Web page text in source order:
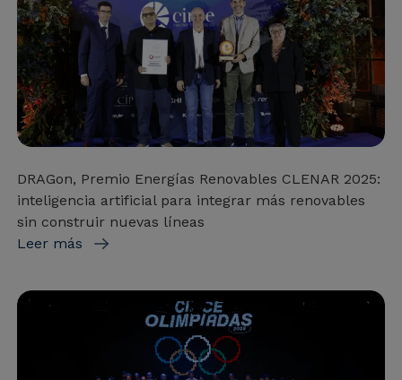
DRAGon, Premio Energías Renovables CLENAR 2025:
inteligencia artificial para integrar más renovables
sin construir nuevas líneas
Leer más